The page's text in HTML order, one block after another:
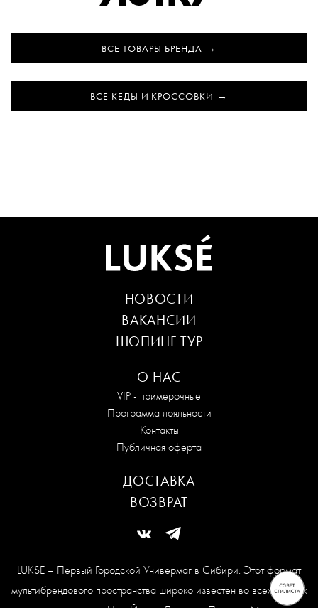
ВСЕ ТОВАРЫ БРЕНДА
ВСЕ КЕДЫ И КРОССОВКИ
LUKSE – Первый Городской Универмаг в Сибири. Этот формат
мультибрендового пространства широко известен во всех модных
О НАС
VIP - примерочные
Программа лояльности
Контакты
Публичная оферта
НОВОСТИ
ВАКАНСИИ
ШОПИНГ-ТУР
ДОСТАВКА
ВОЗВРАТ